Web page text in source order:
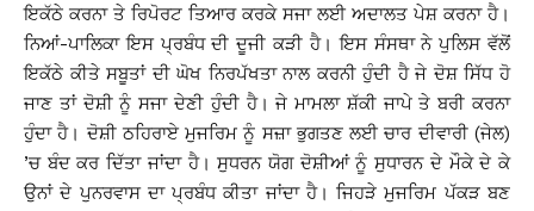
ਇਕੱਠੇ ਕਰਨਾ ਤੇ ਰਿਪੋਰਟ ਤਿਆਰ ਕਰਕੇ ਸਜਾ ਲਈ ਅਦਾਲਤ ਪੇਸ਼ ਕਰਨਾ ਹੈ।
ਨਿਆਂ-ਪਾਲਿਕਾ ਇਸ ਪ੍ਰਬੰਧ ਦੀ ਦੂਜੀ ਕੜੀ ਹੈ। ਇਸ ਸੰਸਥਾ ਨੇ ਪੁਲਿਸ ਵੱਲੋਂ
ਇਕੱਠੇ ਕੀਤੇ ਸਬੂਤਾਂ ਦੀ ਘੋਖ ਨਿਰਪੱਖਤਾ ਨਾਲ ਕਰਨੀ ਹੁੰਦੀ ਹੈ ਜੇ ਦੋਸ਼ ਸਿੱਧ ਹੋ
ਜਾਣ ਤਾਂ ਦੋਸ਼ੀ ਨੂੰ ਸਜਾ ਦੇਣੀ ਹੁੰਦੀ ਹੈ। ਜੇ ਮਾਮਲਾ ਸ਼ੱਕੀ ਜਾਪੇ ਤੇ ਬਰੀ ਕਰਨਾ
ਹੁੰਦਾ ਹੈ। ਦੋਸ਼ੀ ਠਹਿਰਾਏ ਮੁਜਰਿਮ ਨੂੰ ਸਜ਼ਾ ਭੁਗਤਣ ਲਈ ਚਾਰ ਦੀਵਾਰੀ (ਜੇਲ)
’ਚ ਬੰਦ ਕਰ ਦਿੱਤਾ ਜਾਂਦਾ ਹੈ। ਸੁਧਰਨ ਯੋਗ ਦੋਸ਼ੀਆਂ ਨੂੰ ਸੁਧਾਰਨ ਦੇ ਮੌਕੇ ਦੇ ਕੇ
ਉਨਾਂ ਦੇ ਪੁਨਰਵਾਸ ਦਾ ਪ੍ਰਬੰਧ ਕੀਤਾ ਜਾਂਦਾ ਹੈ। ਜਿਹੜੇ ਮੁਜਰਿਮ ਪੱਕੜ ਬਣ